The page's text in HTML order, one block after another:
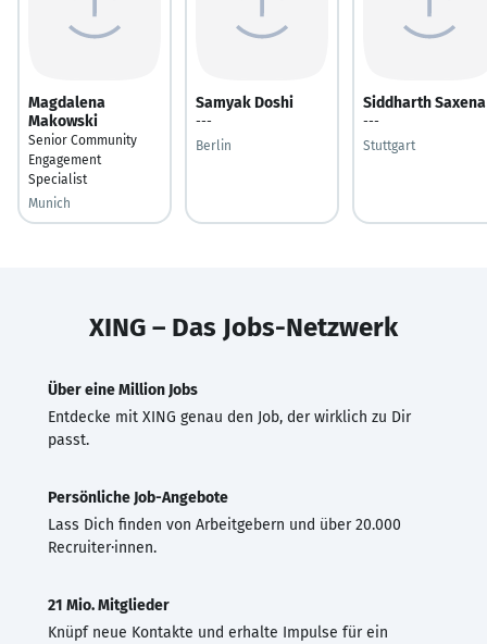
Magdalena
Makowski
Senior Community
Engagement
Specialist
Munich
Samyak Doshi
---
Berlin
Siddharth Saxena
---
Stuttgart
XING – Das Jobs-Netzwerk
Über eine Million Jobs
Entdecke mit XING genau den Job, der wirklich zu Dir
passt.
Persönliche Job-Angebote
Lass Dich finden von Arbeitgebern und über 20.000
Recruiter·innen.
21 Mio. Mitglieder
Knüpf neue Kontakte und erhalte Impulse für ein